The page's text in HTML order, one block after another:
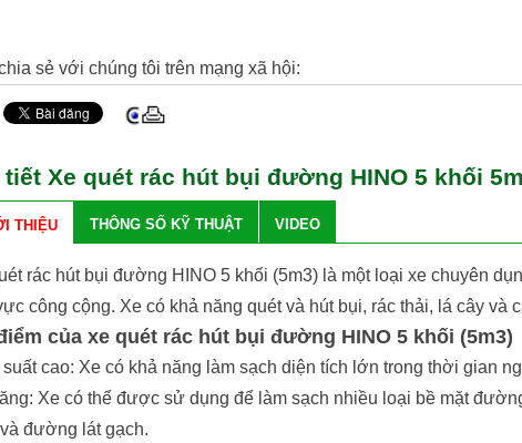
sẻ với chúng tôi trên mạng xã hội:
tiết Xe quét rác hút bụi đường HINO 5 khối
THIỆU THÔNG SỐ KỸ THUẬT VIDEO
rác hút bụi đường HINO 5 khối (5m3) là một loại xe chuyên
công cộng. Xe có khả năng quét và hút bụi, rác thải, lá cây và
của xe quét rác hút bụi đường HINO 5 khối (5m3)
suất cao: Xe có khả năng làm sạch diện tích lớn trong thời gian
Xe có thể được sử dụng để làm sạch nhiều loại bề mặt
đường lát gạch.